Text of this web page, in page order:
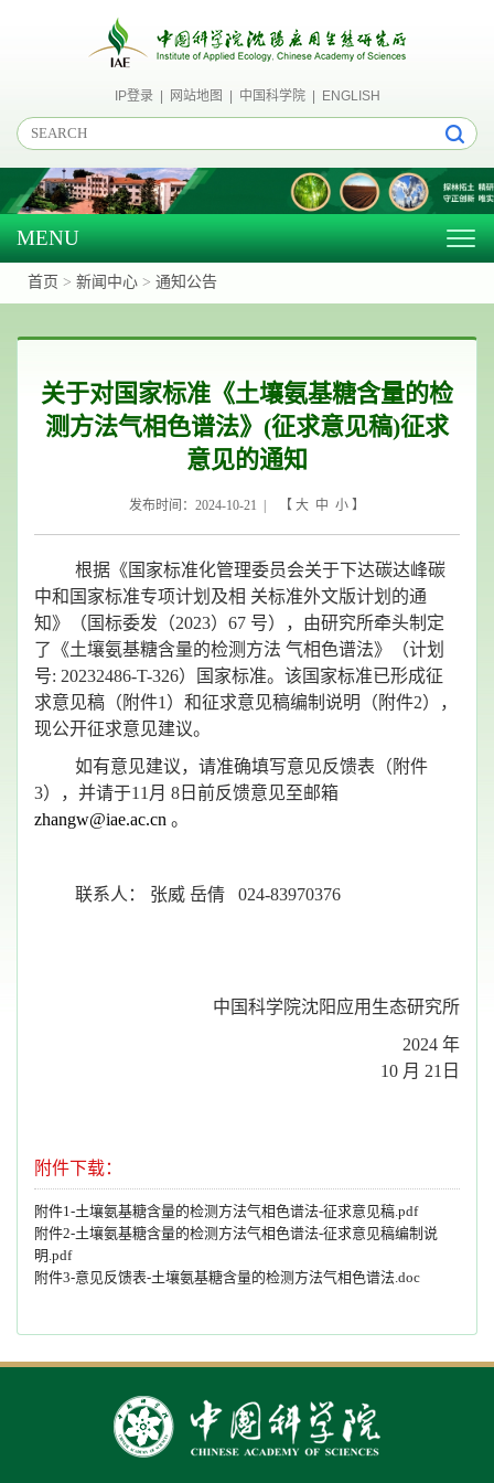
IP登录| 网站地图 中国科学院| ENGLISH
MENU
首页 > 新闻中心 > 通知公告
关于对国家标准《土壤氨基糖含量的检
测方法气相色谱法》(征求意见稿)征求
意见的通知
发布时间：2024-10-21 | 【 大 中 小 】
根据《国家标准化管理委员会关于下达碳达峰碳
中和国家标准专项计划及相 关标准外文版计划的通
知》（国标委发（2023）67 号），由研究所牵头制定
了《土壤氨基糖含量的检测方法 气相色谱法》（计划
号: 20232486-T-326）国家标准。该国家标准已形成征
求意见稿（附件1）和征求意见稿编制说明（附件2），
现公开征求意见建议。
如有意见建议，请准确填写意见反馈表（附件
3），并请于11月 8日前反馈意见至邮箱
zhangw@iae.ac.cn 。
联系人： 张威 岳倩 024-83970376
中国科学院沈阳应用生态研究所
2024 年
10 月 21日
附件下载：
附件1-土壤氨基糖含量的检测方法气相色谱法-征求意见稿.pdf
附件2-土壤氨基糖含量的检测方法气相色谱法-征求意见稿编制说
明.pdf
附件3-意见反馈表-土壤氨基糖含量的检测方法气相色谱法.doc